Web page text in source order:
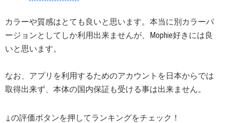
カラーや質感はとても良いと思います。本当に別カラーバ
ージョンとしてしか利用出来ませんが、Mophie好きには良
いと思います。
なお、アプリを利用するためのアカウントを日本からでは
取得出来ず、本体の国内保証も受ける事は出来ません。
↓の評価ボタンを押してランキングをチェック！